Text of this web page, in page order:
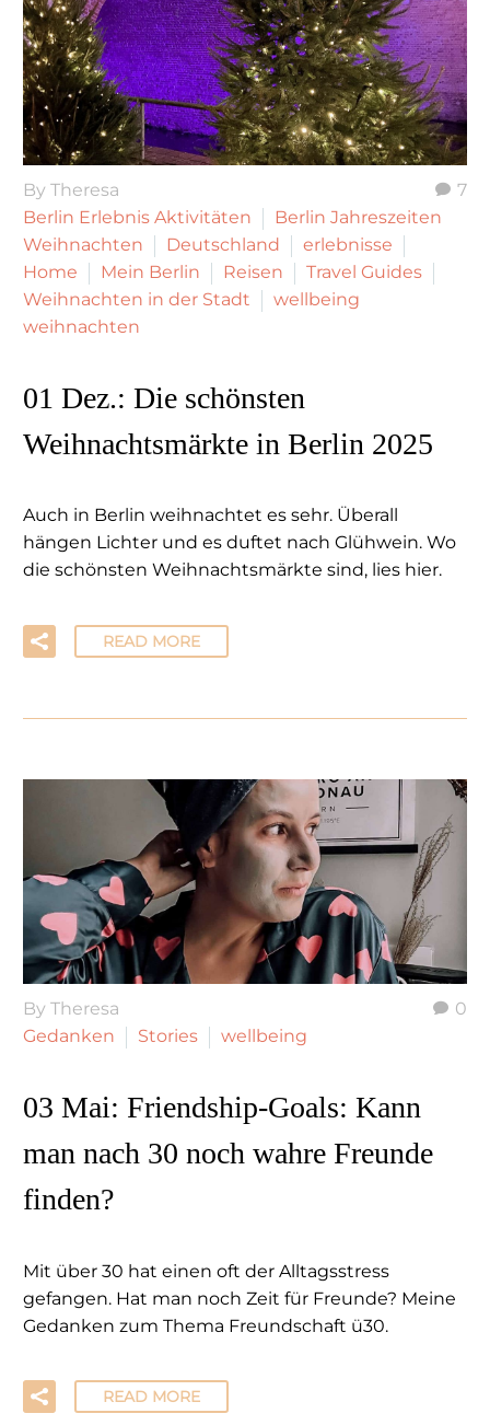
7
By Theresa
Berlin Erlebnis Aktivitäten
Berlin Jahreszeiten
Weihnachten
Deutschland
erlebnisse
Home
Mein Berlin Reisen
Travel Guides
Weihnachten in der Stadt
wellbeing
weihnachten
01 Dez.: Die schönsten
Weihnachtsmärkte in Berlin 2025
Auch in Berlin weihnachtet es sehr. Überall
hängen Lichter und es duftet nach Glühwein. Wo
die schönsten Weihnachtsmärkte sind, lies hier.
READ MORE
0
By Theresa
Gedanken
Stories wellbeing
03 Mai: Friendship-Goals: Kann
man nach 30 noch wahre Freunde
finden?
Mit über 30 hat einen oft der Alltagsstress
gefangen. Hat man noch Zeit für Freunde? Meine
Gedanken zum Thema Freundschaft ü30.
READ MORE